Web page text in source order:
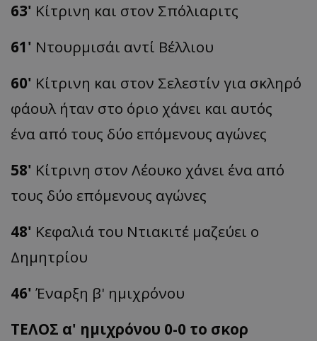
63' Κίτρινη και στον Σπόλιαριτς
61' Ντουρμισάι αντί Βέλλιου
60' Κίτρινη και στον Σελεστίν για σκληρό
φάουλ ήταν στο όριο χάνει και αυτός
ένα από τους δύο επόμενους αγώνες
58' Κίτρινη στον Λέουκο χάνει ένα από
τους δύο επόμενους αγώνες
48' Κεφαλιά του Ντιακιτέ μαζεύει ο
Δημητρίου
46' Έναρξη β' ημιχρόνου
ΤΕΛΟΣ α' ημιχρόνου 0-0 το σκορ